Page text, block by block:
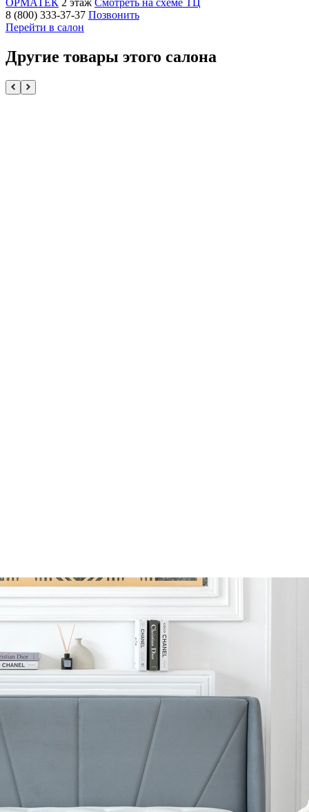
8 (800) 333-37-37 Позвонить
Перейти в салон
Другие товары этого салона